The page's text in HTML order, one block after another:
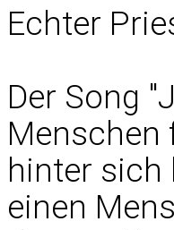
Echter
Der Song
Menschen
hinter sich
einen